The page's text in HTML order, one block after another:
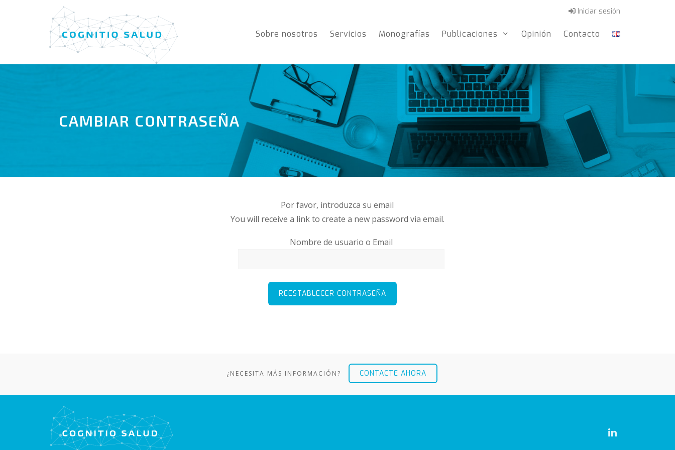
Iniciar sesión
Sobre nosotros Servicios Monografías Publicaciones Opinión Contacto
CAMBIAR CONTRASEÑA
Por favor, introduzca su email
You will receive a link to create a new password via email.
Nombre de usuario o Email
¿NECESITA MÁS INFORMACIÓN? CONTACTE AHORA